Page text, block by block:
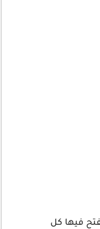
فيها كل